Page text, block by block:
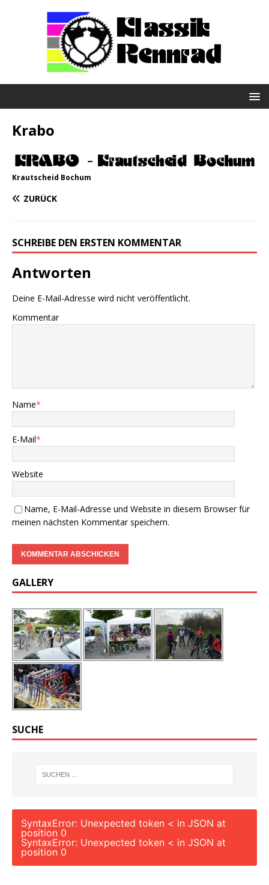
Krabo
Krautscheid Bochum
ZURÜCK
SCHREIBE DEN ERSTEN KOMMENTAR
Antworten
Deine E-Mail-Adresse wird nicht veröffentlicht.
Kommentar
Name*
E-Mail*
Website
Name, E-Mail-Adresse und Website in diesem Browser für
meinen nächsten Kommentar speichern.
GALLERY
SUCHE
SyntaxError: Unexpected token < in JSON at
position 0
SyntaxError: Unexpected token < in JSON at
position 0